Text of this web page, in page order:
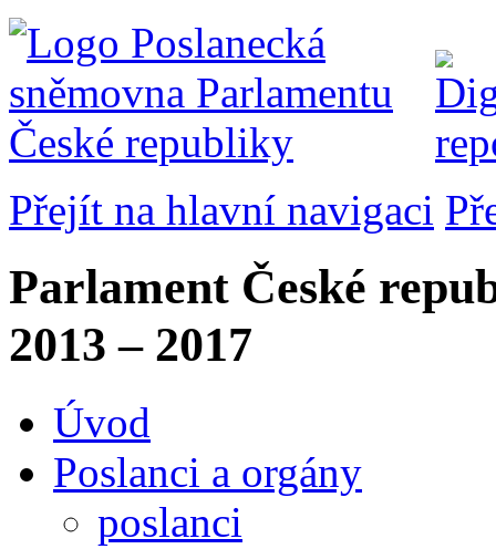
Přejít na hlavní navigaci
Parlament České
2013 – 2017
Úvod
Poslanci a orgány
poslanci